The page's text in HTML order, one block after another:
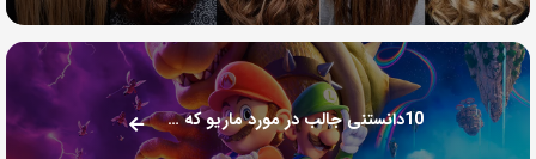
10دانستنی جالب در مورد ماریو که نمیدانستید!